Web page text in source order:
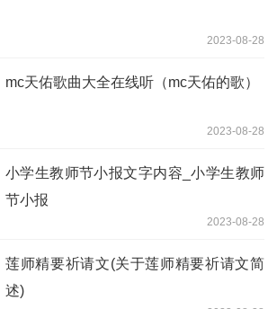
2023-08-28
mc天佑歌曲大全在线听（mc天佑的歌）
2023-08-28
小学生教师节小报文字内容_小学生教师
节小报
2023-08-28
莲师精要祈请文(关于莲师精要祈请文简
述)